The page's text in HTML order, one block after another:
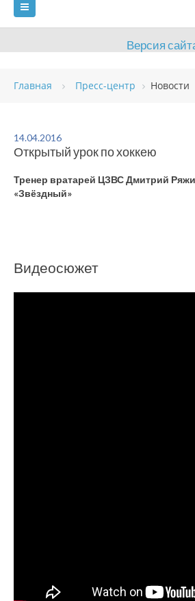
Версия
ГЛАВНАЯ
ВИДЫ СПОРТА
ОЦЕНКА КАЧЕСТВА ОБРАЗОВАНИЯ
Главная Пресс-центр Новости
14.04.2016
Открытый урок по хоккею
Тренер вратарей ЦЗВС Дмитрий
«Звёздный»
Видеосюжет